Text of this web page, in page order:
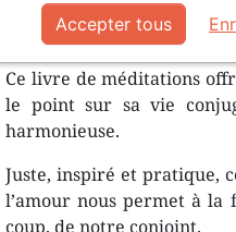
choses comme moi.
Ce livre de méditations
le point sur sa vie
harmonieuse.
Juste, inspiré et pratique,
l’amour nous permet à la
coup, de notre conjoint.
Accepter tous